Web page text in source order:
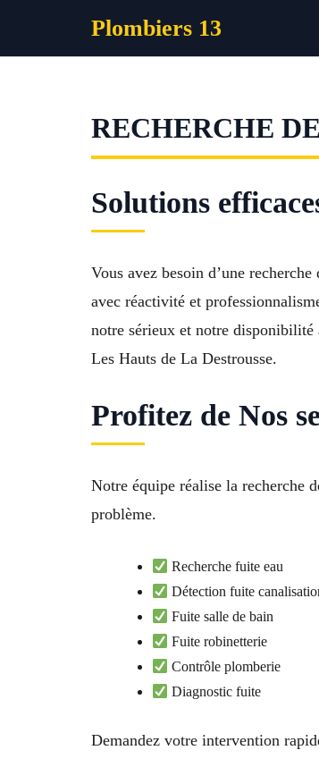
contenu
Plombiers 13
RECHERCHE
Solutions
Vous avez besoin d’une
avec réactivité et
notre sérieux et notre disponibilité
Les Hauts de La Destrousse.
Profitez de Nos
Notre équipe réalise la recherche
problème.
Recherche fuite eau
Détection fuite
Fuite salle de bain
Fuite robinetterie
Contrôle plomberie
Diagnostic fuite
Demandez votre intervention